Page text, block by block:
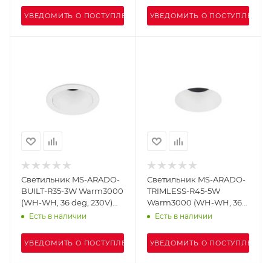
УВЕДОМИТЬ О ПОСТУПЛЕНИИ УВЕДОМИТЬ О ПОСТУПЛЕНИИ
Светильник MS-ARADO-
BUILT-R35-3W Warm3000
(WH-WH, 36 deg, 230V)
(Arlight, IP20 Металл, 5
Есть в наличии
УВЕДОМИТЬ О ПОСТУПЛЕНИИ
Светильник MS-ARADO-
TRIMLESS-R45-5W
Warm3000 (WH-WH, 36
deg, 230V) (Arlight, IP20
Есть в наличии
УВЕДОМИТЬ О ПОСТУПЛЕНИИ